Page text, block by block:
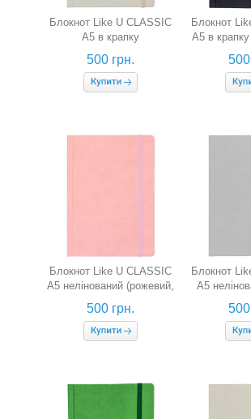
Блокнот Like U CLASSIC
A5 в крапку
(фісташковий, 130 г/м2)
500 грн.
Блокнот
A5 в
г/
500
Блокнот Like U CLASSIC
A5 нелінований (рожевий,
130 г/м2)
500 грн.
Блокнот
A5
130
500